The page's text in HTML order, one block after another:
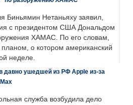
Биньямин Нетаньяху заявил,
с президентом США Дональдом
ХАМАС. По его словам,
о котором американский
неделе.
давно ушедшей из РФ Apple из-за
служба возбудила дело